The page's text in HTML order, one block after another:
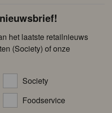
het laatste retailnieuws
(Society) of onze
Society
Foodservice